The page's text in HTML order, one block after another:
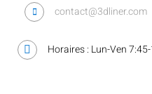
contact@3dliner.com
Horaires : Lun-Ven